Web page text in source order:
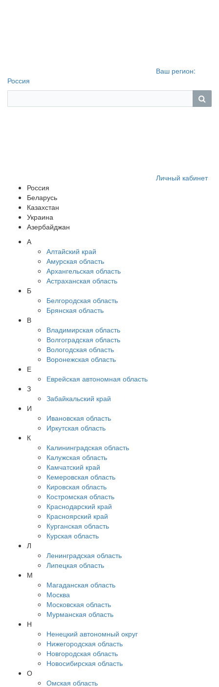
Ваш регион:
Россия
Личный кабинет
Россия
Беларусь
Казахстан
Украина
Азербайджан
А
Алтайский край
Амурская область
Архангельская область
Астраханская область
Б
Белгородская область
Брянская область
В
Владимирская область
Волгоградская область
Вологодская область
Воронежская область
Е
Еврейская автономная область
З
Забайкальский край
И
Ивановская область
Иркутская область
К
Калининградская область
Калужская область
Камчатский край
Кемеровская область
Кировская область
Костромская область
Краснодарский край
Красноярский край
Курганская область
Курская область
Л
Ленинградская область
Липецкая область
М
Магаданская область
Москва
Московская область
Мурманская область
Н
Ненецкий автономный округ
Нижегородская область
Новгородская область
Новосибирская область
О
Омская область